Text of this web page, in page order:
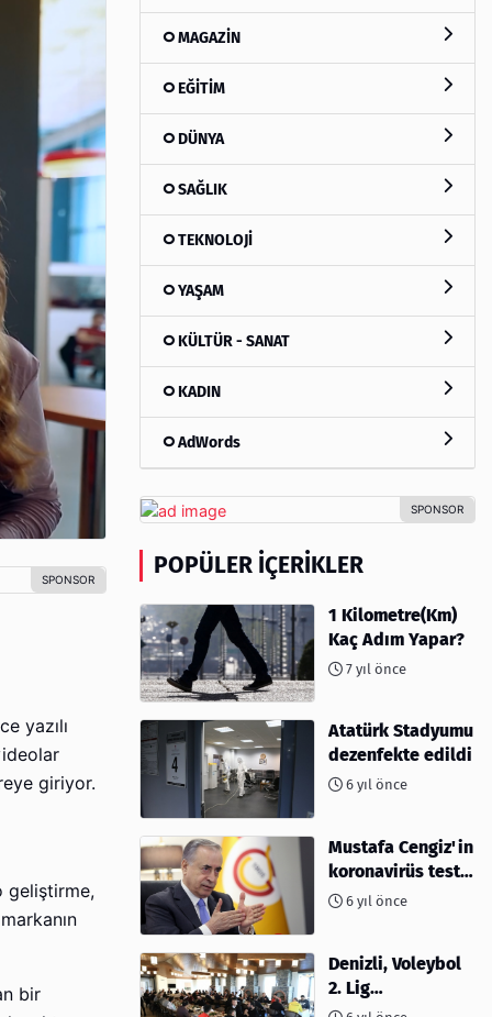
yazılı
giriyor.
geliştirme,
bir
MAGAZİN
EĞİTİM
DÜNYA
SAĞLIK
TEKNOLOJİ
YAŞAM
KÜLTÜR - SANAT
KADIN
AdWords
POPÜLER İÇERIKLER
1 Kilometre(Km)
Kaç Adım Yapar?
7 yıl önce
Atatürk Stadyumu
dezenfekte edildi
6 yıl önce
Mustafa Cengiz'in
koronavirüs test
sonucu açıklandı
6 yıl önce
Denizli, Voleybol
2. Lig
müsabakalarına